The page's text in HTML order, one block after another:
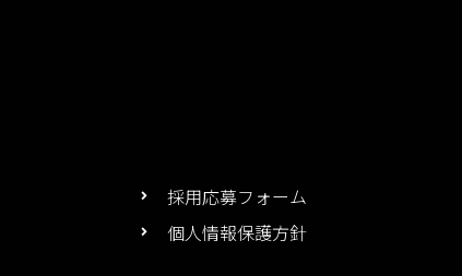
採用応募フォーム
個人情報保護方針